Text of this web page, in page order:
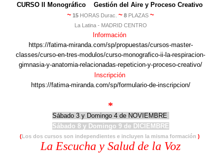
CURSO II Monográfico Gestión del Aire y Proceso Creativo
~ 15 HORAS Durac. ~ 8 PLAZAS ~
La Latina - MADRID CENTRO
Información
https://fatima-miranda.com/sp/propuestas/cursos-master-
classes/curso-en-tres-modulos/curso-monografico-ii-la-respiracion-
gimnasia-y-anatomia-relacionadas-repeticion-y-proceso-creativo/
Inscripción
https://fatima-miranda.com/sp/formulario-de-inscripcion/
*
Sábado 3 y Domingo 4 de NOVIEMBRE
Sábado 8 y Domingo 9 de DICIEMBRE
(Los dos cursos son independientes e incluyen la misma formación )
La Escucha y Salud de la Voz